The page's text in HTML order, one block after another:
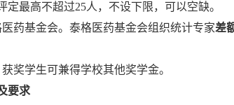
定最高不超过25人，不设下限，可以空缺。
药基金会。 泰格医药基金会组织统计专家差
获奖学生可兼得学校其他奖学金。
要求